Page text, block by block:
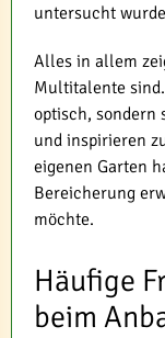
untersucht
Alles in allem
Multitalente
optisch, sondern
und inspirieren
eigenen Garten
Bereicherung
möchte.
Häufige
beim